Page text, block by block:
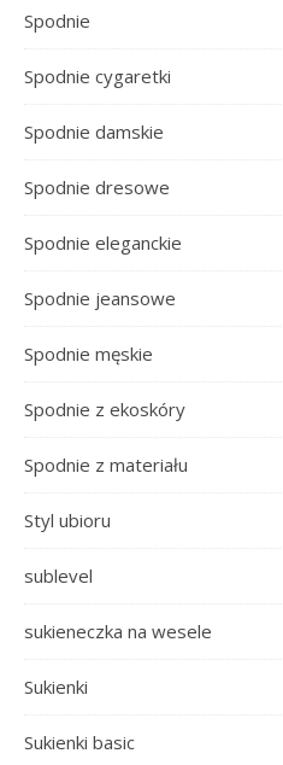
Spodnie
Spodnie cygaretki
Spodnie damskie
Spodnie dresowe
Spodnie eleganckie
Spodnie jeansowe
Spodnie męskie
Spodnie z ekoskóry
Spodnie z materiału
Styl ubioru
sublevel
sukieneczka na wesele
Sukienki
Sukienki basic